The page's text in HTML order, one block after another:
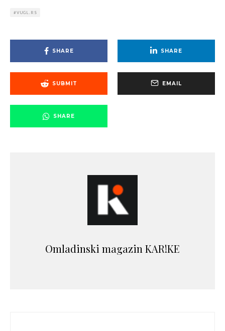
VUGL.RS
SHARE SHARE
SUBMIT EMAIL
SHARE
Omladinski magazin KAR!KE